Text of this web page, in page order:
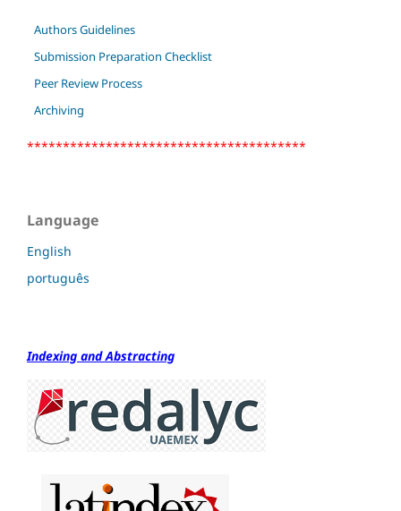
Authors Guidelines
Submission Preparation Checklist
Peer Review Process
Archiving
***************************************
Language
English
português
Indexing and Abstracting